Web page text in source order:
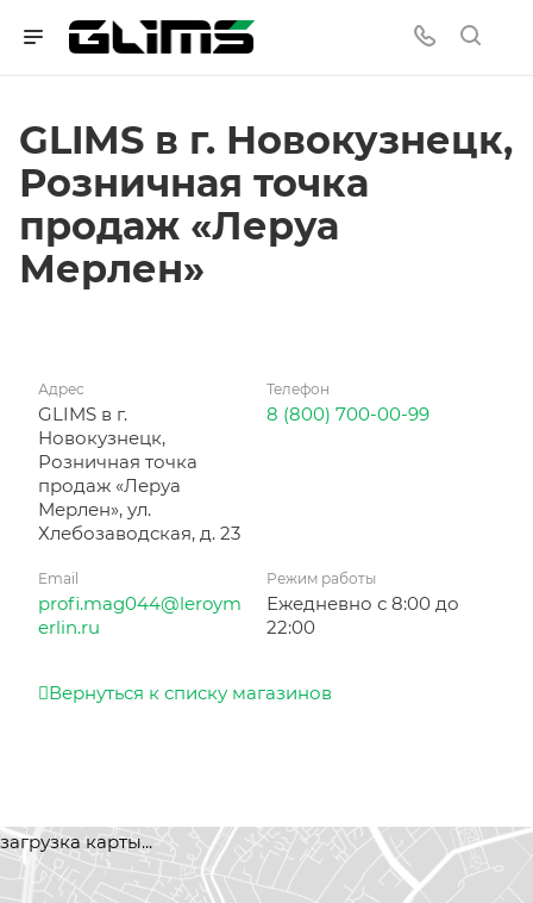
GLIMS в г. Новокузнецк,
Розничная точка
продаж «Леруа
Мерлен»
Адрес
GLIMS в г.
Новокузнецк,
Розничная точка
продаж «Леруа
Мерлен», ул.
Хлебозаводская, д. 23
Телефон
8 (800) 700-00-99
Email
profi.mag044@leroym
erlin.ru
Режим работы
Ежедневно с 8:00 до
22:00
Вернуться к списку магазинов
загрузка карты...